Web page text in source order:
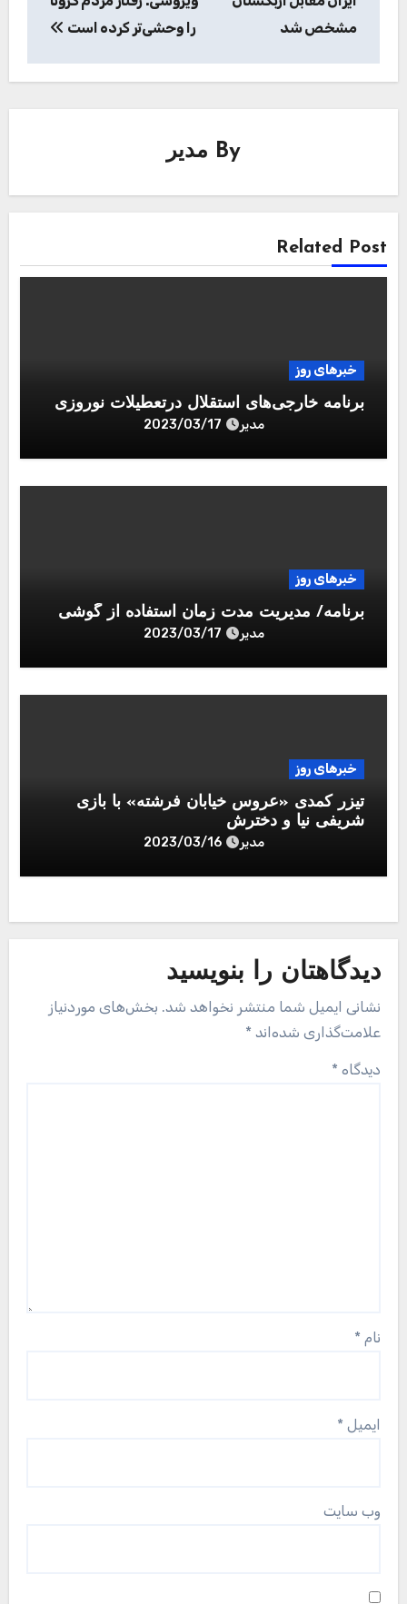
مشخص شد
را وحشی‌تر کرده است
By مدیر
Related Post
خبرهای روز
برنامه خارجی‌های استقلال درتعطیلات نوروزی
مدیر 2023/03/17
خبرهای روز
برنامه/ مدیریت مدت زمان استفاده از گوشی
مدیر 2023/03/17
خبرهای روز
تیزر کمدی «عروس خیابان فرشته» با بازی
شریفی نیا و دخترش
مدیر 2023/03/16
دیدگاهتان را بنویسید
نشانی ایمیل شما منتشر نخواهد شد. بخش‌های موردنیاز
علامت‌گذاری شده‌اند *
دیدگاه *
نام *
ایمیل *
وب‌ سایت